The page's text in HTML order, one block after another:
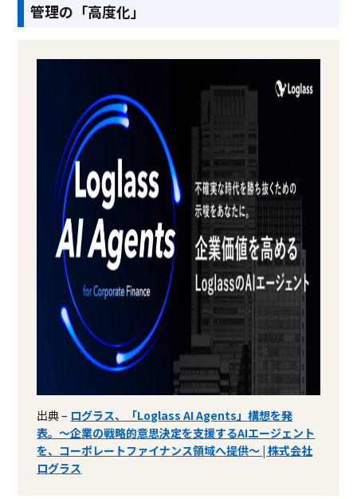
管理の「高度化」
出典 – ログラス、「Loglass AI Agents」構想を発
表。〜企業の戦略的意思決定を支援するAIエージェント
を、コーポレートファイナンス領域へ提供〜 | 株式会社
ログラス